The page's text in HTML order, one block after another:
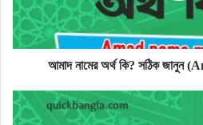
(Amad
name
meaning)
আমাদ নামের অর্থ কি? সঠিক
আমেদ
নামের